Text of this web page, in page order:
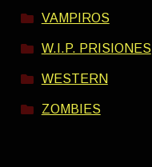
VAMPIROS
W.I.P. PRISIONES
WESTERN
ZOMBIES